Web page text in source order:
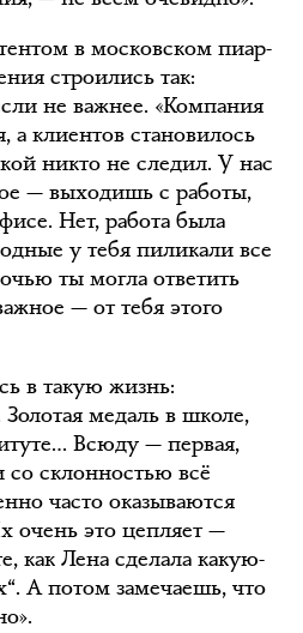
в московском пиар-
строились так:
не важнее. «Компания
а клиентов становилось
никто не следил. У нас
— выходишь с работы,
Нет, работа была
у тебя пиликали все
ты могла ответить
— от тебя этого
в такую жизнь:
медаль в школе,
Всюду — первая,
склонностью всё
часто оказываются
очень это цепляет —
как Лена сделала какую-
А потом замечаешь, что